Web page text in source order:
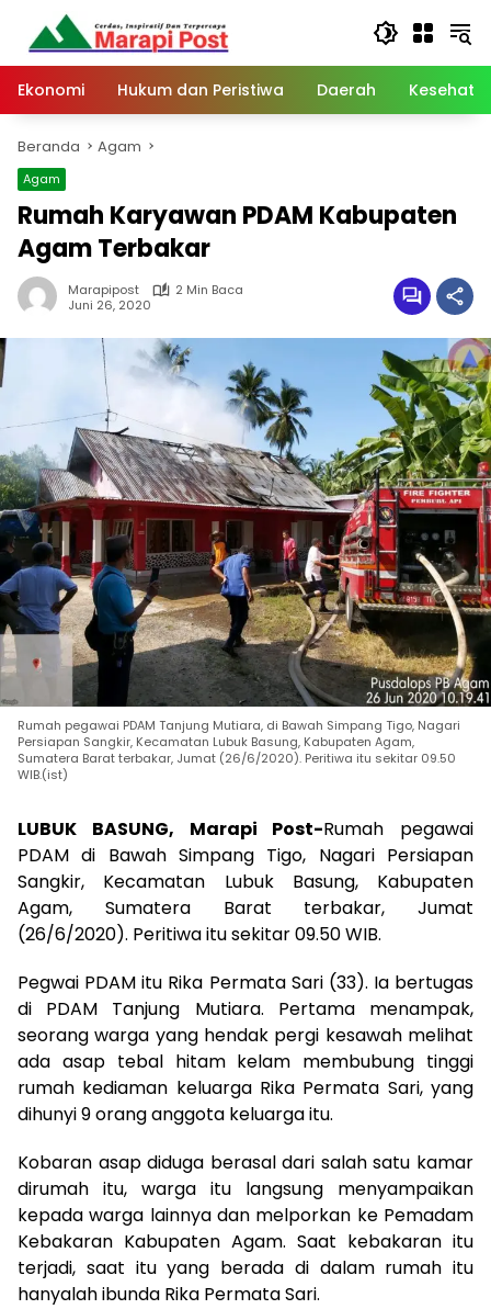
Langsung
konten
Ekonomi
Hukum dan Peristiwa Daerah
Beranda Agam
Agam
Rumah Karyawan PDAM Kabupaten
Agam Terbakar
Marapipost
2 Min Baca
Juni 26, 2020
Rumah pegawai PDAM Tanjung Mutiara, di Bawah Simpang Tigo, Nagari
Persiapan Sangkir, Kecamatan Lubuk Basung, Kabupaten Agam,
Sumatera Barat terbakar, Jumat (26/6/2020). Peritiwa itu sekitar 09.50
WIB.(ist)
LUBUK BASUNG, Marapi Post-Rumah pegawai
PDAM di Bawah Simpang Tigo, Nagari Persiapan
Sangkir, Kecamatan Lubuk Basung, Kabupaten
Agam, Sumatera Barat terbakar, Jumat
(26/6/2020). Peritiwa itu sekitar 09.50 WIB.
Pegwai PDAM itu Rika Permata Sari (33). Ia bertugas
di PDAM Tanjung Mutiara. Pertama menampak,
seorang warga yang hendak pergi kesawah melihat
ada asap tebal hitam kelam membubung tinggi
rumah kediaman keluarga Rika Permata Sari, yang
dihunyi 9 orang anggota keluarga itu.
Kobaran asap diduga berasal dari salah satu kamar
dirumah itu, warga itu langsung menyampaikan
kepada warga lainnya dan melporkan ke Pemadam
Kebakaran Kabupaten Agam. Saat kebakaran itu
terjadi, saat itu yang berada di dalam rumah itu
hanyalah ibunda Rika Permata Sari.